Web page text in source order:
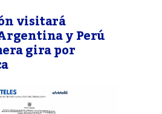
visitará
y Perú
gira por